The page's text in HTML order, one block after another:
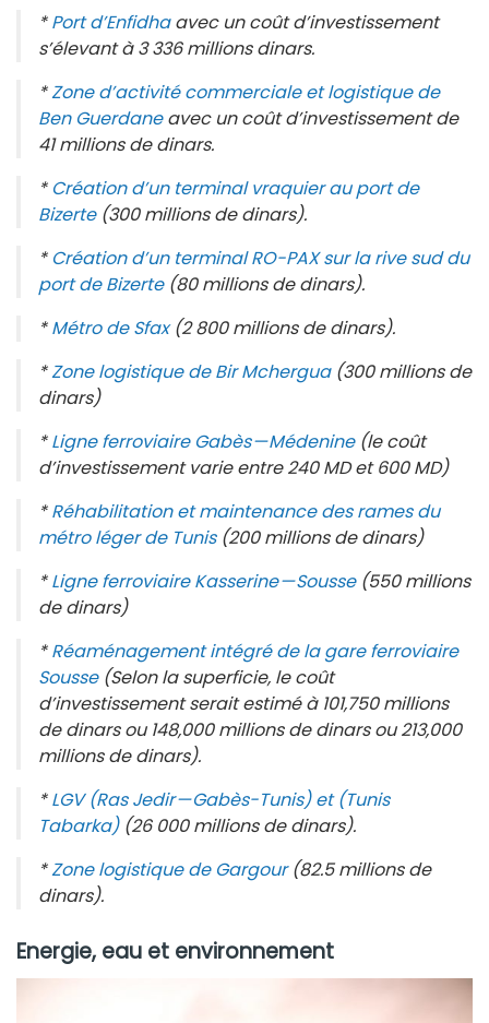
*Port d’Enfidhaavec un coût d’investissement
s’élevant à 3 336 millions dinars.
*Zone d’activité commerciale et logistique de
Ben Guerdaneavec un coût d’investissement de
41 millions de dinars.
* Création d’un terminal vraquier au port de
Bizerte(300 millions de dinars).
* Création d’un terminal RO-PAX sur la rive sud du
port de Bizerte(80 millions de dinars).
*Métro de Sfax(2 800 millions de dinars).
*Zone logistique de Bir Mchergua(300 millions de
dinars)
*Ligne ferroviaire Gabès — Médenine(le coût
d’investissement varie entre 240 MD et 600 MD)
*Réhabilitation et maintenance des rames du
métro léger de Tunis(200 millions de dinars)
*Ligne ferroviaire Kasserine — Sousse(550 millions
de dinars)
*Réaménagement intégré de la gare ferroviaire
Sousse(Selon la superficie, le coût
d’investissement serait estimé à 101,750 millions
de dinars ou 148,000 millions de dinars ou 213,000
millions de dinars).
*LGV (Ras Jedir — Gabès-Tunis) et (Tunis
Tabarka)(26 000 millions de dinars).
*Zone logistique de Gargour(82.5 millions de
dinars).
Energie, eau et environnement